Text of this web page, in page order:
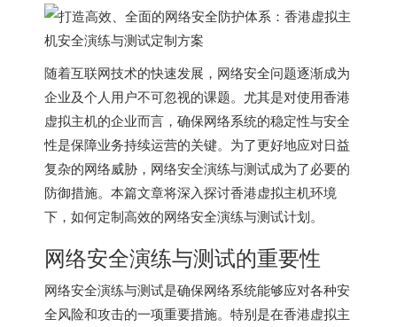
随着互联网技术的快速发展，网络安全问题逐渐成为
企业及个人用户不可忽视的课题。尤其是对使用香港
虚拟主机的企业而言，确保网络系统的稳定性与安全
性是保障业务持续运营的关键。为了更好地应对日益
复杂的网络威胁，网络安全演练与测试成为了必要的
防御措施。本篇文章将深入探讨香港虚拟主机环境
下，如何定制高效的网络安全演练与测试计划。
网络安全演练与测试的重要性
网络安全演练与测试是确保网络系统能够应对各种安
全风险和攻击的一项重要措施。特别是在香港虚拟主